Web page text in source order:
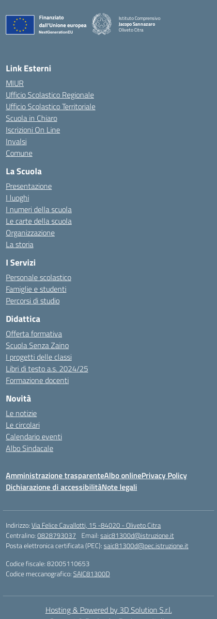
Istituto Comprensivo
Jacopo Sannazaro
Oliveto Citra
Link Esterni
MIUR
Ufficio Scolastico Regionale
Ufficio Scolastico Territoriale
Scuola in Chiaro
Iscrizioni On Line
Invalsi
Comune
La Scuola
Presentazione
I luoghi
I numeri della scuola
Le carte della scuola
Organizzazione
La storia
I Servizi
Personale scolastico
Famiglie e studenti
Percorsi di studio
Didattica
Offerta formativa
Scuola Senza Zaino
I progetti delle classi
Libri di testo a.s. 2024/25
Formazione docenti
Novità
Le notizie
Le circolari
Calendario eventi
Albo Sindacale
Amministrazione trasparenteAlbo onlinePrivacy Policy
Dichiarazione di accessibilitàNote legali
Indirizzo:Via Felice Cavallotti, 15 -84020 - Oliveto Citra
Centralino:0828793037 Email:saic81300d@istruzione.it
Posta elettronica certificata (PEC):saic81300d@pec.istruzione.it
Codice fiscale: 82005110653
Codice meccanografico:SAIC81300D
Hosting & Powered by 3D Solution S.r.l.